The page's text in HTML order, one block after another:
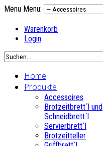
Menu Menu:
Warenkorb
Login
Home
Produkte
Accessoires
Brotzeitbrett´l und
Schneidbrett´l
Servierbrett´l
Brotzeitteller